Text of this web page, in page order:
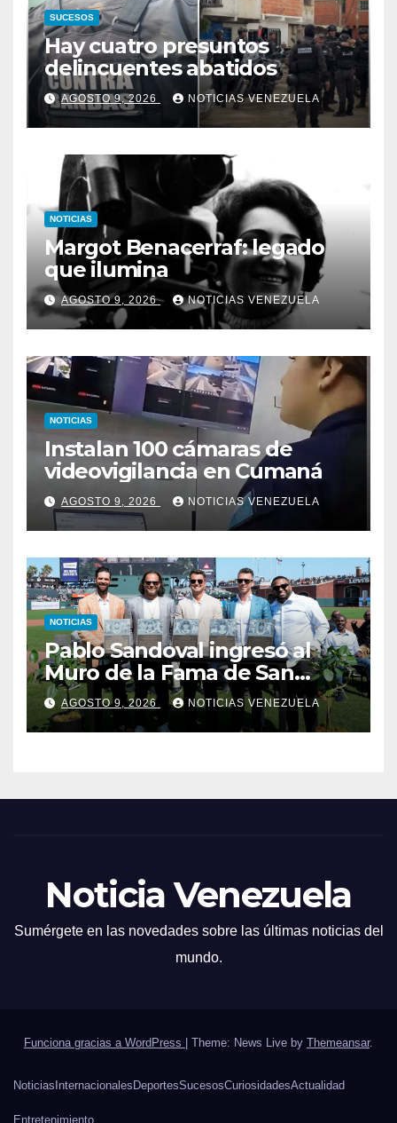
SUCESOS
Hay cuatro presuntos
delincuentes abatidos
AGOSTO 9, 2026 NOTICIAS VENEZUELA
NOTICIAS
Margot Benacerraf: legado
que ilumina
AGOSTO 9, 2026 NOTICIAS VENEZUELA
NOTICIAS
Instalan 100 cámaras de
videovigilancia en Cumaná
AGOSTO 9, 2026 NOTICIAS VENEZUELA
NOTICIAS
Pablo Sandoval ingresó al
Muro de la Fama de San
Francisco
AGOSTO 9, 2026 NOTICIAS VENEZUELA
Noticia Venezuela
Sumérgete en las novedades sobre las últimas noticias del
mundo.
Funciona gracias a WordPress Theme: News Live by Themeansar.
Noticias Internacionales DeportesSucesosCuriosidadesActualidad
Entretenimiento